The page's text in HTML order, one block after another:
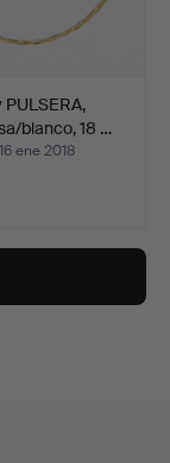
PULSERA,
blanco, 18 …
ene 2018